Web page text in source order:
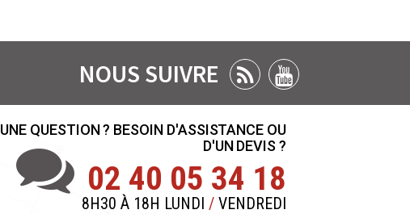
NOUS SUIVRE
UNE QUESTION ? BESOIN D'ASSISTANCE OU
D'UN DEVIS ?
02 40 05 34 18
8H30 À 18H LUNDI / VENDREDI